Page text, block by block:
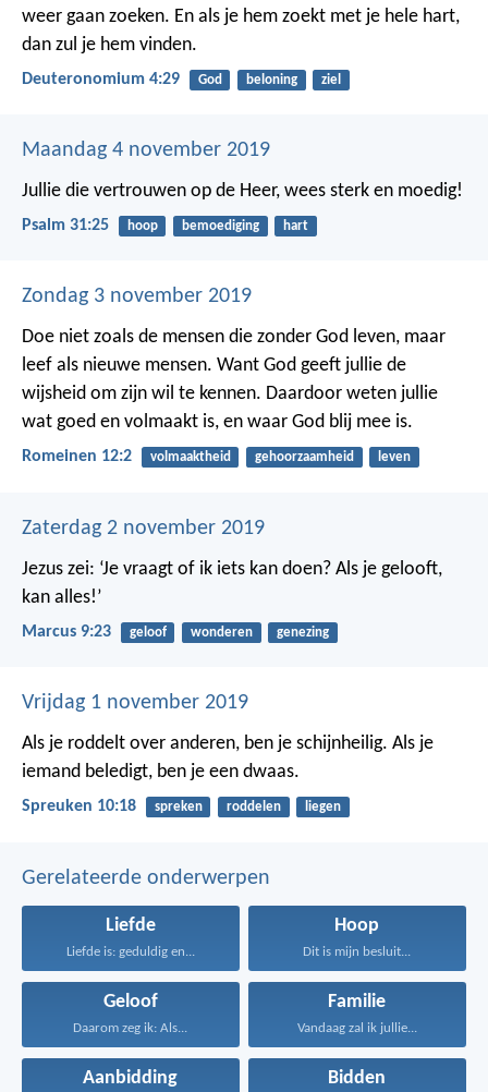
weer gaan zoeken. En als je hem zoekt met je hele hart,
dan zul je hem vinden.
Deuteronomium 4:29 God beloning ziel
Maandag 4 november 2019
Jullie die vertrouwen op de Heer, wees sterk en moedig!
Psalm 31:25 hoop bemoediging hart
Zondag 3 november 2019
Doe niet zoals de mensen die zonder God leven, maar
leef als nieuwe mensen. Want God geeft jullie de
wijsheid om zijn wil te kennen. Daardoor weten jullie
wat goed en volmaakt is, en waar God blij mee is.
Romeinen 12:2 volmaaktheid gehoorzaamheid leven
Zaterdag 2 november 2019
Jezus zei: ‘Je vraagt of ik iets kan doen? Als je gelooft,
kan alles!’
Marcus 9:23 geloof wonderen genezing
Vrijdag 1 november 2019
Als je roddelt over anderen, ben je schijnheilig. Als je
iemand beledigt, ben je een dwaas.
Spreuken 10:18 spreken roddelen liegen
Gerelateerde onderwerpen
Liefde
Liefde is: geduldig en...
Hoop
Dit is mijn besluit...
Geloof
Daarom zeg ik: Als...
Familie
Vandaag zal ik jullie...
Aanbidding Bidden